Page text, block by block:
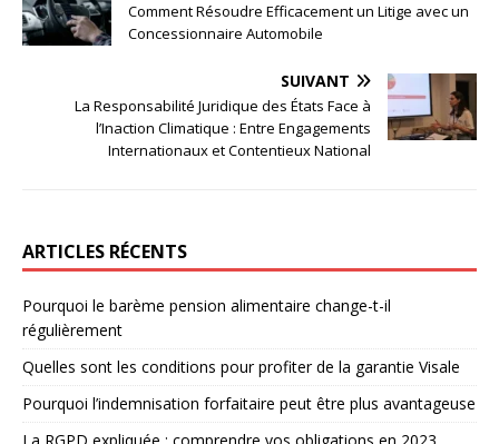
Comment Résoudre Efficacement un Litige avec un
Concessionnaire Automobile
SUIVANT
La Responsabilité Juridique des États Face à
l’Inaction Climatique : Entre Engagements
Internationaux et Contentieux National
ARTICLES RÉCENTS
Pourquoi le barème pension alimentaire change-t-il
régulièrement
Quelles sont les conditions pour profiter de la garantie Visale
Pourquoi l’indemnisation forfaitaire peut être plus avantageuse